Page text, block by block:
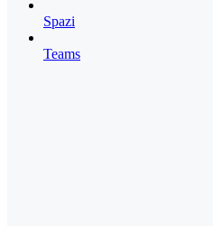
Spazi
Teams